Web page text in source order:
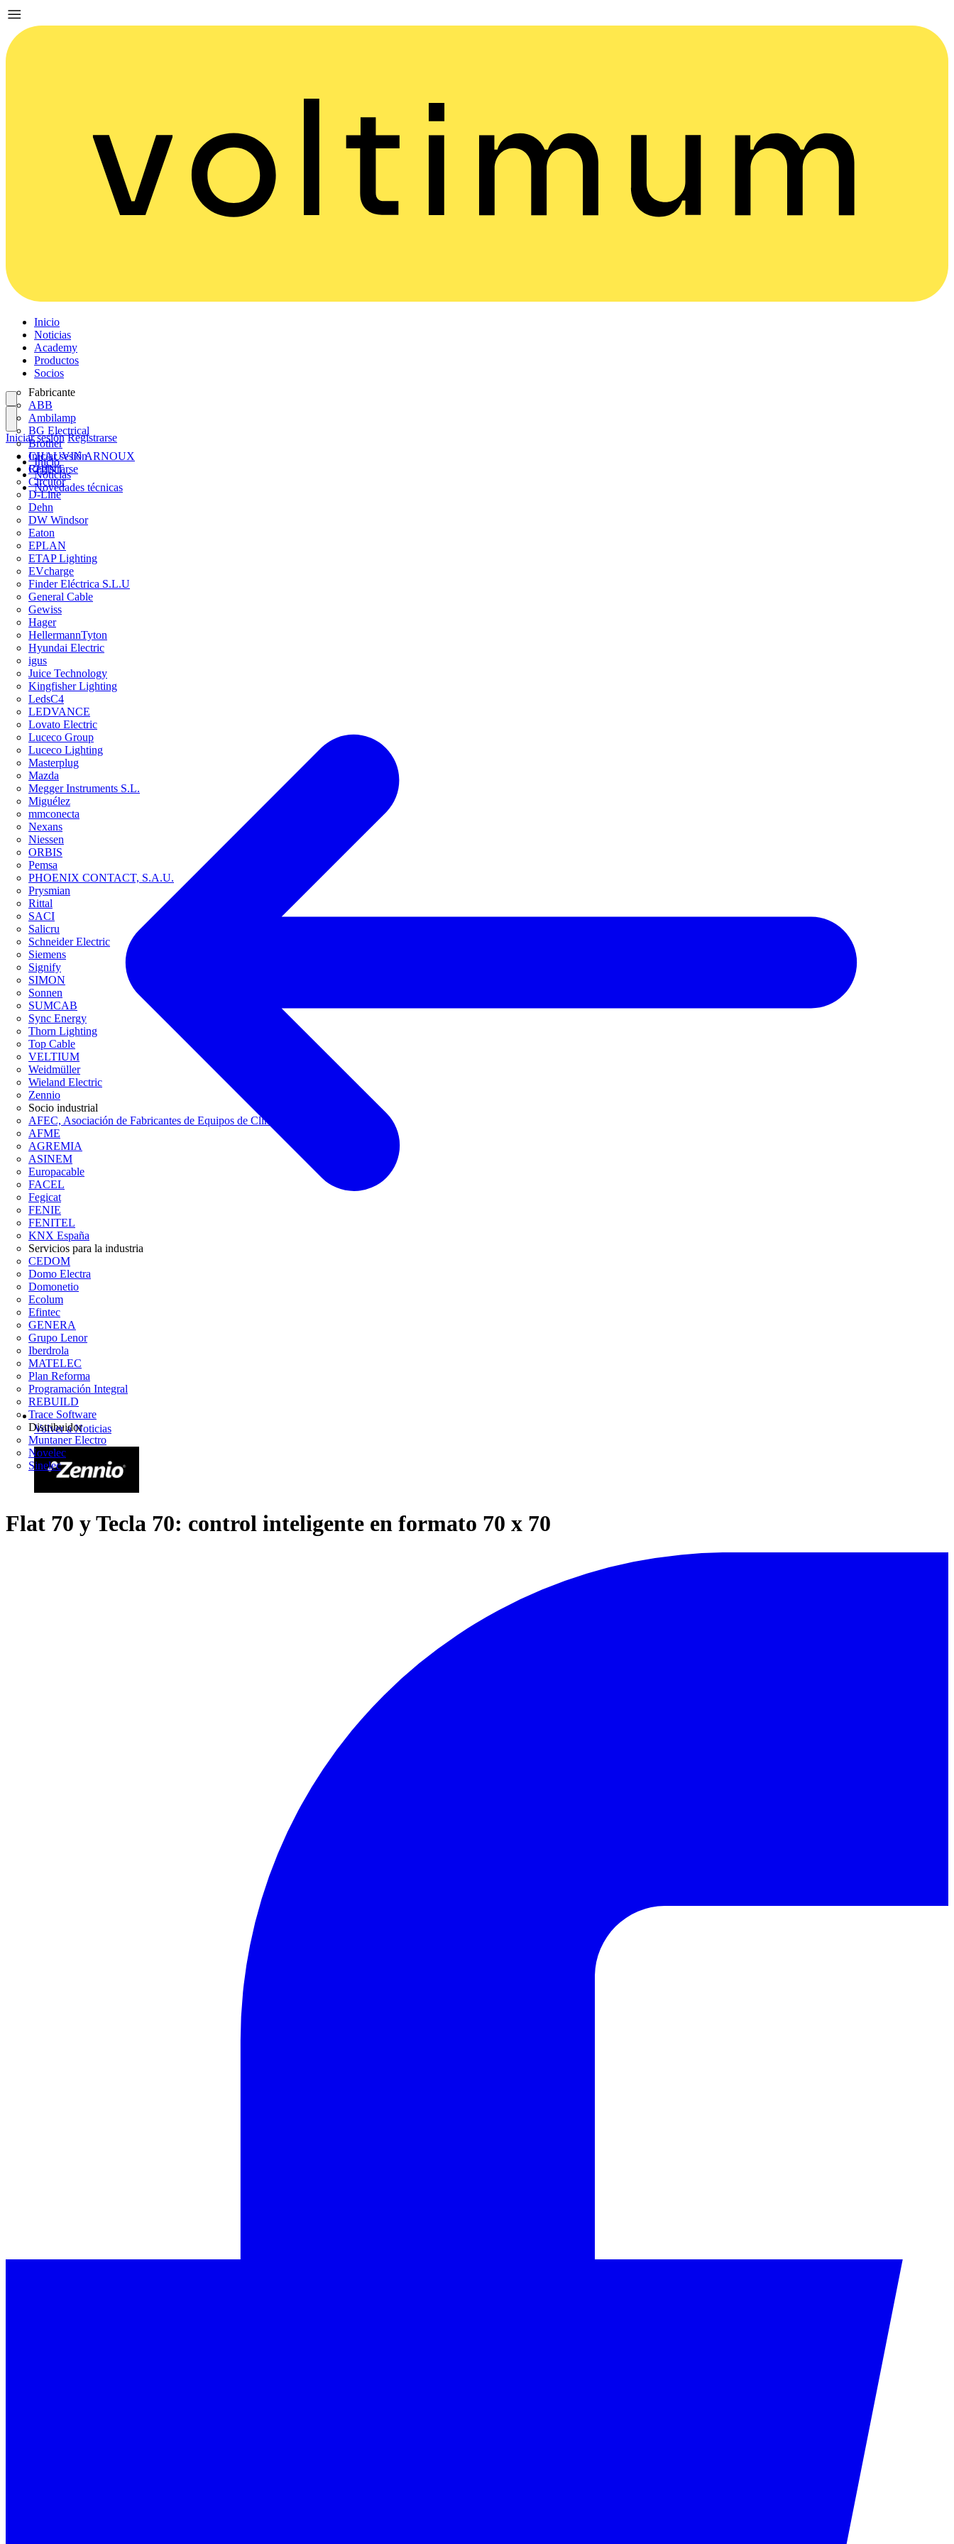
Inicio
Noticias
Academy
Productos
Socios
Fabricante
ABB
Ambilamp
BG Electrical
Brother
CHAUVIN ARNOUX
CHINT
Circutor
D-Line
Dehn
DW Windsor
Eaton
EPLAN
ETAP Lighting
EVcharge
Finder Eléctrica S.L.U
General Cable
Gewiss
Hager
HellermannTyton
Hyundai Electric
igus
Juice Technology
Kingfisher Lighting
LedsC4
LEDVANCE
Lovato Electric
Luceco Group
Luceco Lighting
Masterplug
Mazda
Megger Instruments S.L.
Miguélez
mmconecta
Nexans
Niessen
ORBIS
Pemsa
PHOENIX CONTACT, S.A.U.
Prysmian
Rittal
SACI
Salicru
Schneider Electric
Siemens
Signify
SIMON
Sonnen
SUMCAB
Sync Energy
Thorn Lighting
Top Cable
VELTIUM
Weidmüller
Wieland Electric
Zennio
Socio industrial
AFEC, Asociación de Fabricantes de Equipos de Climatización
AFME
AGREMIA
ASINEM
Europacable
FACEL
Fegicat
FENIE
FENITEL
KNX España
Servicios para la industria
CEDOM
Domo Electra
Domonetio
Ecolum
Efintec
GENERA
Grupo Lenor
Iberdrola
MATELEC
Plan Reforma
Programación Integral
REBUILD
Trace Software
Distribuidor
Muntaner Electro
Novelec
Sinelec
Iniciar sesión
Registrarse
Iniciar sesión Registrarse
Inicio
Noticias
Novedades técnicas
Volver a Noticias
Flat 70 y Tecla 70: control inteligente en formato 70 x 70